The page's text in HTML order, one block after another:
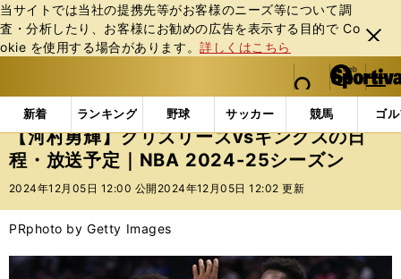
当サイトでは当社の提携先等がお客様のニーズ等について調
査・分析したり、お客様にお勧めの広告を表⽰する⽬的で Co
okie を使⽤する場合があります。詳しくはこちら
閉じ
る
web Sportiva (webスポルティーバ)
検索
マイペ
ー
ジ
メニュ
新着 ランキング 野球 サッカー 競馬 ゴ
b
ス
ポ
ル
バ
インフォメーション ニュース 【河村勇輝】グリズ
【河村勇輝】グリズリーズvsキングスの日
程・放送予定｜NBA 2024-25シーズン
2024年12月05日 12:00 公開 2024年12月05日 12:02 更新
PRphoto by Getty Images